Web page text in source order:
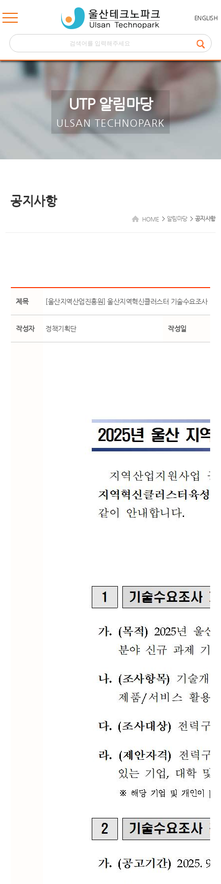
ENGLISH
UTP 알림마당
ULSAN TECHNOPARK
공지사항
HOME 알림마당 공지사항
제목 [울산지역산업진흥원] 울산지역혁신클러스터 기술수요조사
작성자 정책기획단 작성일